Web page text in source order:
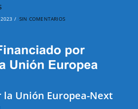
/ SIN COMENTARIOS
la Unión Europea-Next